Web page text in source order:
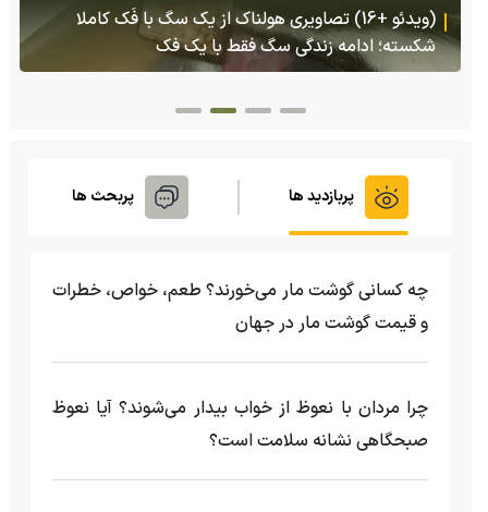
(ویدئو) تولد یک گکوی دو سر در پنسیلوانیا
پربازدید ها پربحث ها
چه کسانی گوشت مار می‌خورند؟ طعم، خواص، خطرات
و قیمت گوشت مار در جهان
چرا مردان با نعوظ از خواب بیدار می‌شوند؟ آیا نعوظ
صبحگاهی نشانه سلامت است؟